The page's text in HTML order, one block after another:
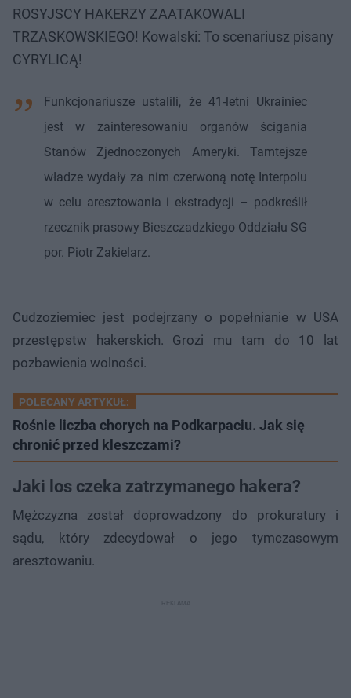
ROSYJSCY HAKERZY ZAATAKOWALI
TRZASKOWSKIEGO! Kowalski: To scenariusz pisany
CYRYLICĄ!
Funkcjonariusze ustalili, że 41-letni Ukrainiec
jest w zainteresowaniu organów ścigania
Stanów Zjednoczonych Ameryki. Tamtejsze
władze wydały za nim czerwoną notę Interpolu
w celu aresztowania i ekstradycji – podkreślił
rzecznik prasowy Bieszczadzkiego Oddziału SG
por. Piotr Zakielarz.
Cudzoziemiec jest podejrzany o popełnianie w USA
przestępstw hakerskich. Grozi mu tam do 10 lat
pozbawienia wolności.
POLECANY ARTYKUŁ:
Rośnie liczba chorych na Podkarpaciu. Jak się
chronić przed kleszczami?
Jaki los czeka zatrzymanego hakera?
Mężczyzna został doprowadzony do prokuratury i
sądu, który zdecydował o jego tymczasowym
aresztowaniu.